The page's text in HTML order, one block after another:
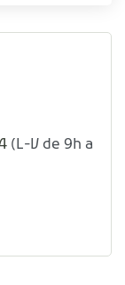
(L-V de 9h a